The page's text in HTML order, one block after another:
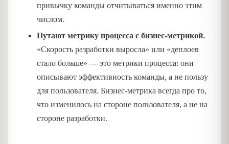
привычку команды отчитываться именно этим
числом.
Путают метрику процесса с бизнес-метрикой.
«Скорость разработки выросла» или «деплоев
стало больше» — это метрики процесса: они
описывают эффективность команды, а не пользу
для пользователя. Бизнес-метрика всегда про то,
что изменилось на стороне пользователя, а не на
стороне разработки.